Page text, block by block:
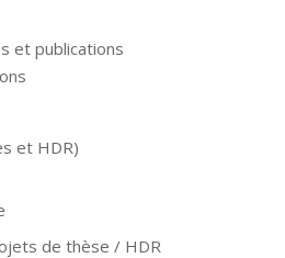
et publications
et HDR)
de thèse / HDR